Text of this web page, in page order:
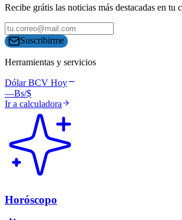
Recibe grátis las noticias más destacadas en tu
Suscribirme
Herramientas y servicios
Dólar BCV Hoy
—Bs/$
Ir a calculadora
Horóscopo